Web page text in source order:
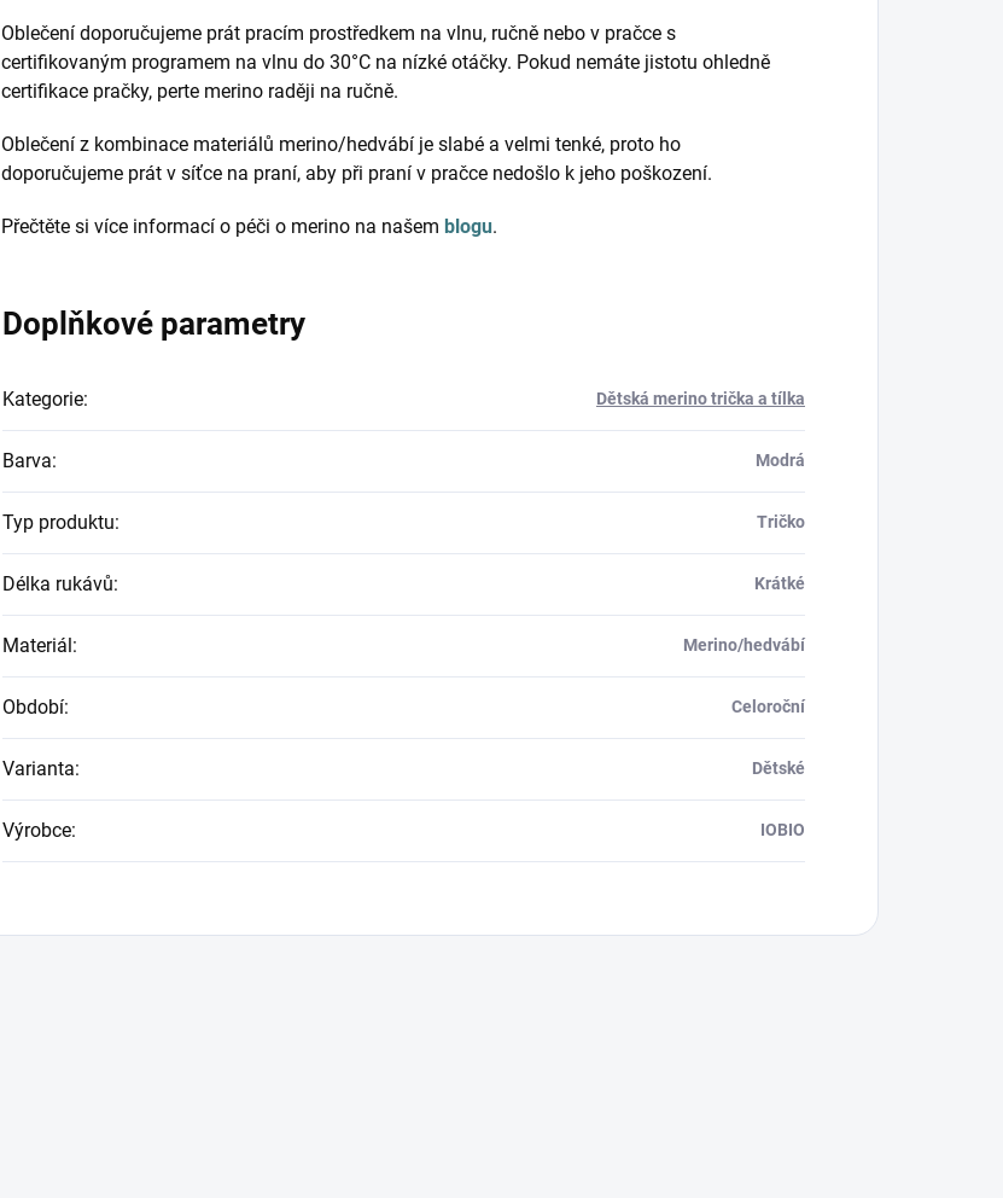
Oblečení doporučujeme prát pracím prostředkem na vlnu, ručně nebo v pračce s
certifikovaným programem na vlnu do 30°C na nízké otáčky. Pokud nemáte jistotu ohledně
certifikace pračky, perte merino raději na ručně.
Oblečení z kombinace materiálů merino/hedvábí je slabé a velmi tenké, proto ho
doporučujeme prát v síťce na praní, aby při praní v pračce nedošlo k jeho poškození.
Přečtěte si více informací o péči o merino na našem blogu.
Doplňkové parametry
Kategorie: Dětská merino trička a tílka
Barva: Modrá
Typ produktu: Tričko
Délka rukávů: Krátké
Materiál: Merino/hedvábí
Období: Celoroční
Varianta: Dětské
Výrobce: IOBIO